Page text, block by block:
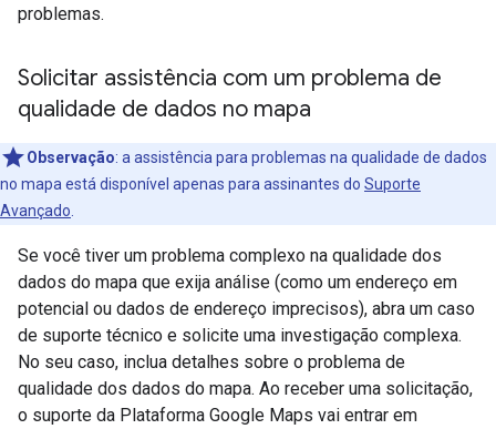
problemas.
Solicitar assistência com um problema de
qualidade de dados no mapa
Observação: a assistência para problemas na qualidade de dados
no mapa está disponível apenas para assinantes do Suporte
Avançado
Se você tiver um problema complexo na qualidade dos
dados do mapa que exija análise (como um endereço em
potencial ou dados de endereço imprecisos), abra um caso
de suporte técnico e solicite uma investigação complexa.
No seu caso, inclua detalhes sobre o problema de
qualidade dos dados do mapa. Ao receber uma solicitação,
o suporte da Plataforma Google Maps vai entrar em